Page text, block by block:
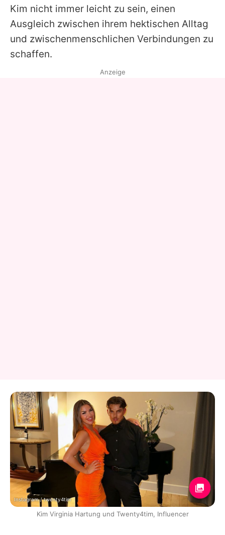
Kim nicht immer leicht zu sein, einen
Ausgleich zwischen ihrem hektischen Alltag
und zwischenmenschlichen Verbindungen zu
schaffen.
Anzeige
Instagram / twenty4tim
Kim Virginia Hartung und Twenty4tim, Influencer